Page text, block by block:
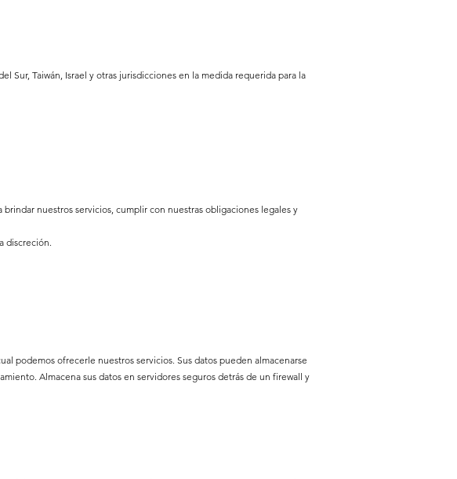
Sur, Taiwán, Israel y otras jurisdicciones en la medida requerida para la
nuestros servicios, cumplir con nuestras obligaciones legales y
discreción.
podemos ofrecerle nuestros servicios. Sus datos pueden almacenarse
Almacena sus datos en servidores seguros detrás de un firewall y